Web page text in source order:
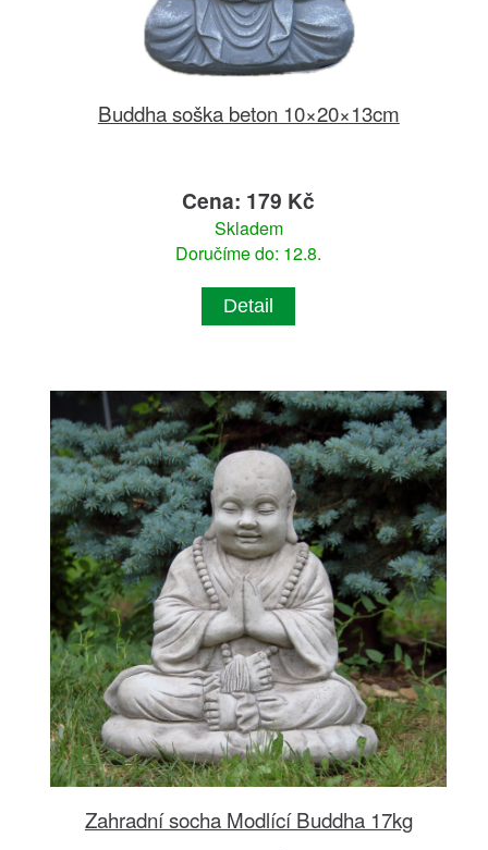
Buddha soška beton 10×20×13cm
Cena: 179 Kč
Skladem
Doručíme do: 12.8.
Detail
Zahradní socha Modlící Buddha 17kg